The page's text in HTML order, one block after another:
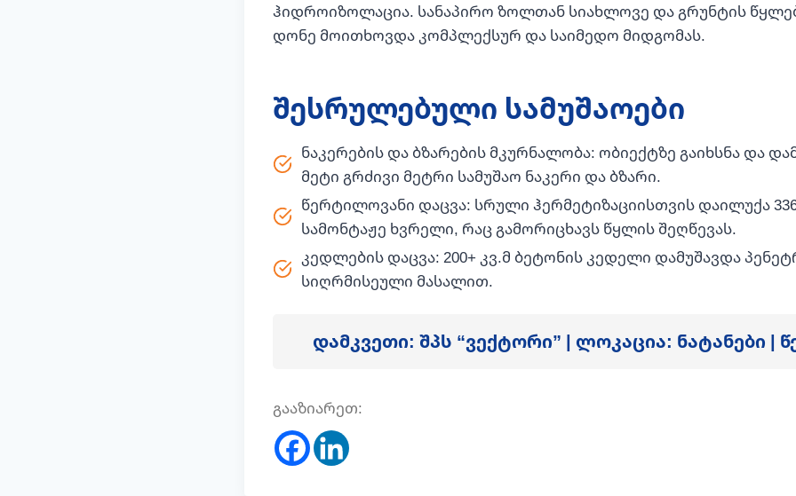
ჰიდროიზოლაცია. სანაპირო ზოლთან სიახლოვე და გრუნტის
დონე მოითხოვდა კომპლექსურ და საიმედო მიდგომას.
შესრულებული სამუშაოები
ნაკერების და ბზარების მკურნალობა: ობიექტზე გაიხსნა და
მეტი გრძივი მეტრი სამუშაო ნაკერი და ბზარი.
წერტილოვანი დაცვა: სრული ჰერმეტიზაციისთვის დაილუქა
სამონტაჟე ხვრელი, რაც გამორიცხავს წყლის შეღწევას.
კედლების დაცვა: 200+ კვ.მ ბეტონის კედელი დამუშავდა
სიღრმისეული მასალით.
დამკვეთი: შპს “ვექტორი” | ლოკაცია: ნატანები |
გააზიარეთ: